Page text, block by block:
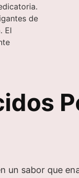
de
El
un sabor que